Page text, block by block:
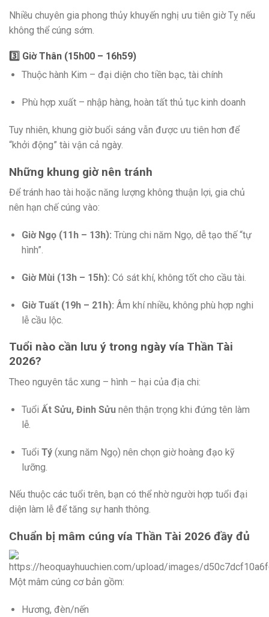
Nhiều chuyên gia phong thủy khuyến nghị ưu tiên giờ Tỵ nếu
không thể cúng sớm.
3️⃣ Giờ Thân (15h00 – 16h59)
Thuộc hành Kim – đại diện cho tiền bạc, tài chính
Phù hợp xuất – nhập hàng, hoàn tất thủ tục kinh doanh
Tuy nhiên, khung giờ buổi sáng vẫn được ưu tiên hơn để
“khởi động” tài vận cả ngày.
Những khung giờ nên tránh
Để tránh hao tài hoặc năng lượng không thuận lợi, gia chủ
nên hạn chế cúng vào:
Giờ Ngọ (11h – 13h): Trùng chi năm Ngọ, dễ tạo thế “tự
hình”.
Giờ Mùi (13h – 15h): Có sát khí, không tốt cho cầu tài.
Giờ Tuất (19h – 21h): Âm khí nhiều, không phù hợp nghi
lễ cầu lộc.
Tuổi nào cần lưu ý trong ngày vía Thần Tài
2026?
Theo nguyên tắc xung – hình – hại của địa chi:
Tuổi Ất Sửu, Đinh Sửunên thận trọng khi đứng tên làm
lễ.
Tuổi Tý(xung năm Ngọ) nên chọn giờ hoàng đạo kỹ
lưỡng.
Nếu thuộc các tuổi trên, bạn có thể nhờ người hợp tuổi đại
diện làm lễ để tăng sự hanh thông.
Chuẩn bị mâm cúng vía Thần Tài 2026 đầy đủ
Một mâm cúng cơ bản gồm:
Hương, đèn/nến